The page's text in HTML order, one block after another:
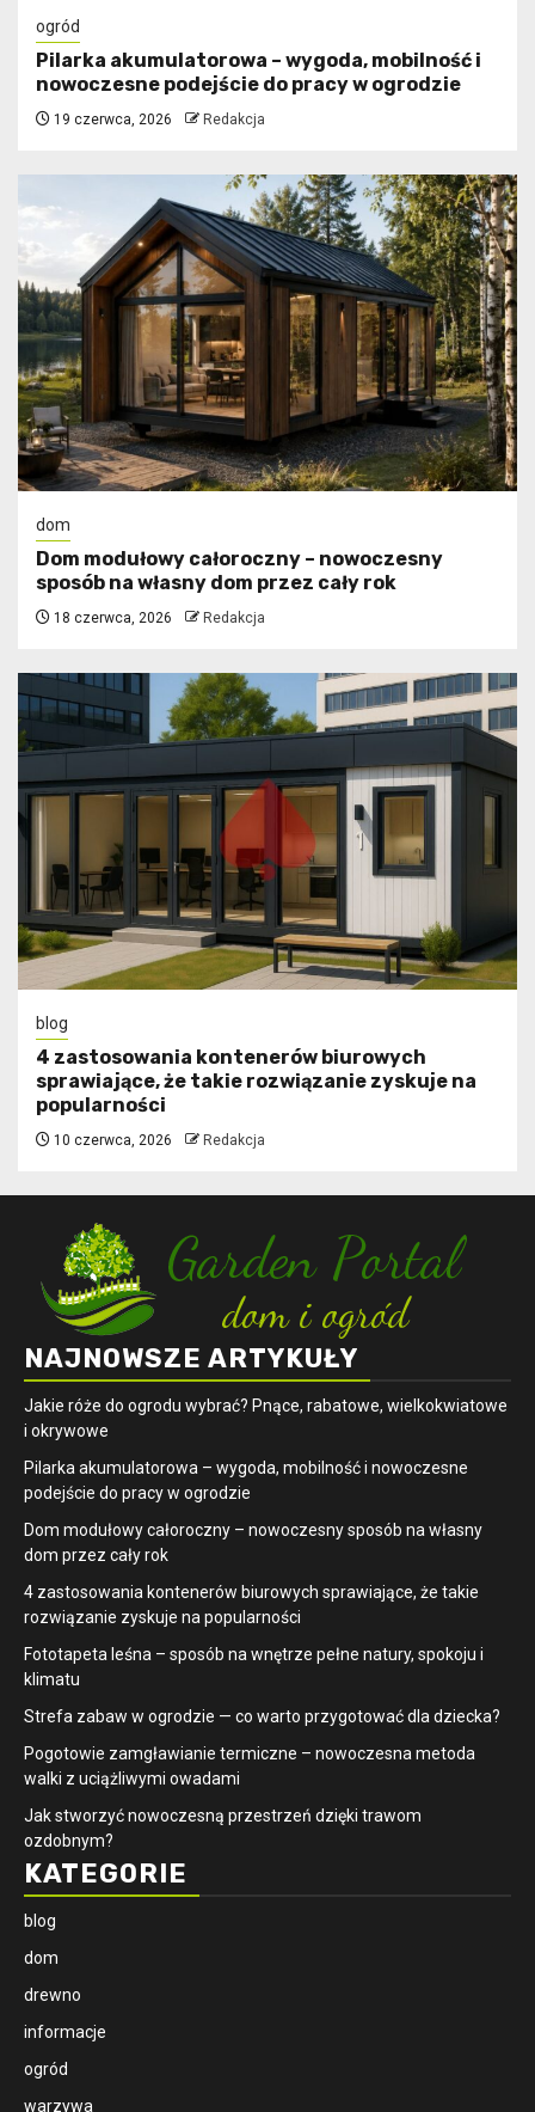
ogród
Pilarka akumulatorowa – wygoda, mobilność i
nowoczesne podejście do pracy w ogrodzie
19 czerwca, 2026 Redakcja
dom
Dom modułowy całoroczny – nowoczesny
sposób na własny dom przez cały rok
18 czerwca, 2026 Redakcja
blog
4 zastosowania kontenerów biurowych
sprawiające, że takie rozwiązanie zyskuje na
popularności
10 czerwca, 2026 Redakcja
NAJNOWSZE ARTYKUŁY
Jakie róże do ogrodu wybrać? Pnące, rabatowe, wielkokwiatowe
i okrywowe
Pilarka akumulatorowa – wygoda, mobilność i nowoczesne
podejście do pracy w ogrodzie
Dom modułowy całoroczny – nowoczesny sposób na własny
dom przez cały rok
4 zastosowania kontenerów biurowych sprawiające, że takie
rozwiązanie zyskuje na popularności
​Fototapeta leśna – sposób na wnętrze pełne natury, spokoju i
klimatu
Strefa zabaw w ogrodzie — co warto przygotować dla dziecka?
Pogotowie zamgławianie termiczne – nowoczesna metoda
walki z uciążliwymi owadami
Jak stworzyć nowoczesną przestrzeń dzięki trawom
ozdobnym?
KATEGORIE
blog
dom
drewno
informacje
ogród
warzywa